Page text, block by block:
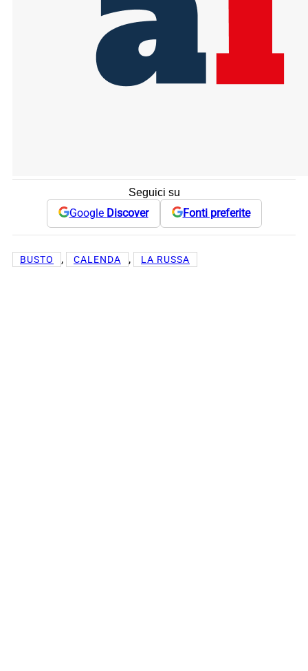
Seguici su
Google Discover Fonti preferite
BUSTO , CALENDA , LA RUSSA